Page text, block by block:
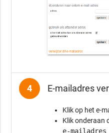
4 E-mailadres
Klik op het e-
Klik onderaan
e-mailadres